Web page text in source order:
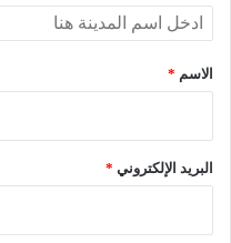
الاسم *
البريد الإلكتروني *